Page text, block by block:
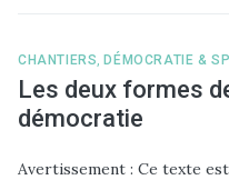
CHANTIERS ,DÉMOCRATIE &
Les deux formes
démocratie
Avertissement : Ce texte